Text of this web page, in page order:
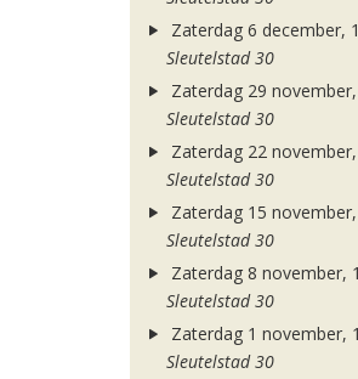
Zaterdag 6 december,
Sleutelstad 30
Zaterdag 29
Sleutelstad 30
Zaterdag 22
Sleutelstad 30
Zaterdag 15
Sleutelstad 30
Zaterdag 8 november,
Sleutelstad 30
Zaterdag 1 november,
Sleutelstad 30